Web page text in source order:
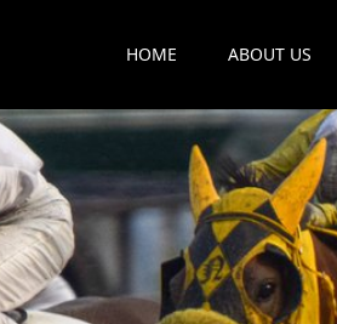
HOME ABOUT US